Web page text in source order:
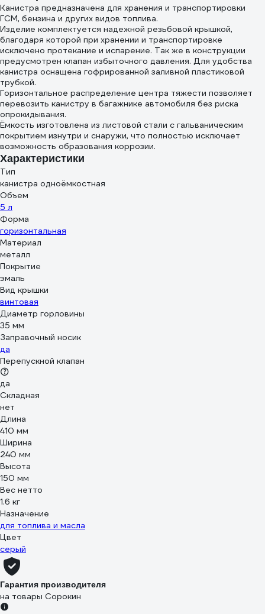
ECO 0.946л.
01.12543.12547
Канистра предназначена для хранения и транспортировки
ГСМ, бензина и других видов топлива.
Изделие комплектуется надежной резьбовой крышкой,
благодаря которой при хранении и транспортировке
исключено протекание и испарение. Так же в конструкции
предусмотрен клапан избыточного давления. Для удобства
канистра оснащена гофрированной заливной пластиковой
трубкой.
Горизонтальное распределение центра тяжести позволяет
перевозить канистру в багажнике автомобиля без риска
опрокидывания.
Ёмкость изготовлена из листовой стали с гальваническим
покрытием изнутри и снаружи, что полностью исключает
возможность образования коррозии.
Характеристики
Тип
канистра одноёмкостная
Объем
5 л
Форма
горизонтальная
Материал
металл
Покрытие
эмаль
Вид крышки
винтовая
Диаметр горловины
35 мм
Заправочный носик
да
Перепускной клапан
да
Складная
нет
Длина
410 мм
Ширина
240 мм
Высота
150 мм
Вес нетто
1.6 кг
Назначение
для топлива и масла
Цвет
серый
Гарантия производителя
на товары Сорокин